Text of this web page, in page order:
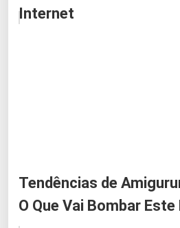
Internet
Tendências de
O Que Vai Bombar Este